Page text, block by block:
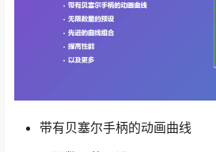
带有贝塞尔手柄的动画曲线